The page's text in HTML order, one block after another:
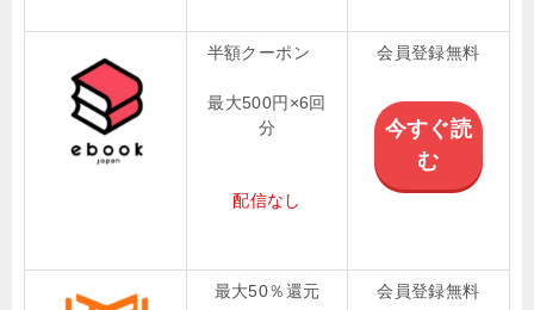
半額クーポン
最大500円×6回
分
配信なし
会員登録無料
今すぐ読
む
最大50％還元 会員登録無料